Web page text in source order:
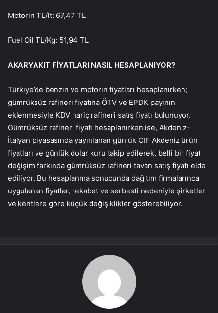
Motorin TL/lt: 67,47 TL
Fuel Oil TL/Kg: 51,94 TL
AKARYAKIT FİYATLARI NASIL HESAPLANIYOR?
Türkiye’de benzin ve motorin fiyatları hesaplanırken;
gümrüksüz rafineri fiyatına ÖTV ve EPDK payının
eklenmesiyle KDV hariç rafineri satış fiyatı bulunuyor.
Gümrüksüz rafineri fiyatı hesaplanırken ise, Akdeniz-
İtalyan piyasasında yayınlanan günlük CIF Akdeniz ürün
fiyatları ve günlük dolar kuru takip edilerek, belli bir fiyat
değişim farkında gümrüksüz rafineri tavan satış fiyatı elde
ediliyor. Bu hesaplanma sonucunda dağıtım firmalarınca
uygulanan fiyatlar, rekabet ve serbesti nedeniyle şirketler
ve kentlere göre küçük değişiklikler gösterebiliyor.